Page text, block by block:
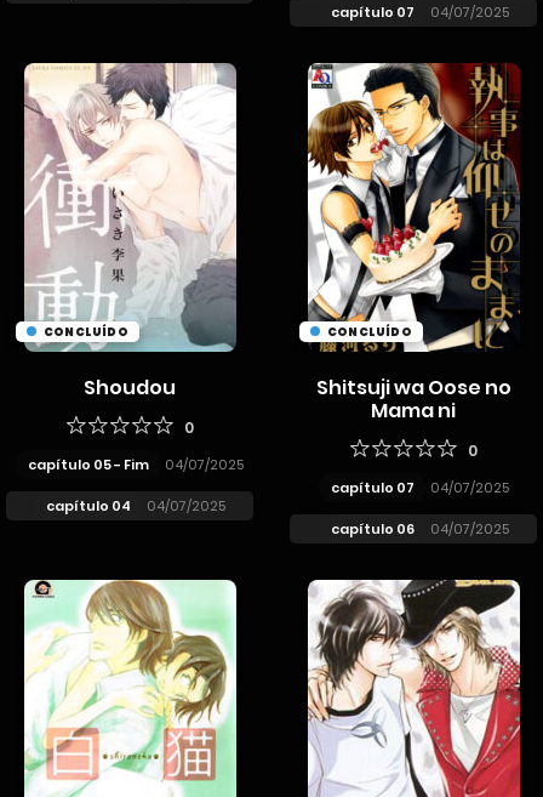
capítulo 07 04/07/2025
CONCLUÍDO
Shoudou
0
capítulo 05 - Fim 04/07/2025
capítulo 04 04/07/2025
CONCLUÍDO
Shitsuji wa Oose no
Mama ni
0
capítulo 07 04/07/2025
capítulo 06 04/07/2025